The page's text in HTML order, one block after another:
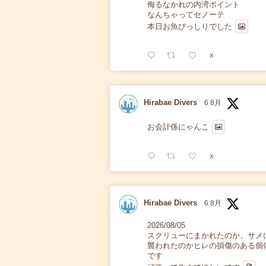
侮るなかれの内湾ポイント
なんちゃってセノーテ
本日お魚びっしりでした
X
Hirabae Divers 6 8月
お会計係にゃんこ
X
Hirabae Divers 6 8月
2026/08/05
スクリューにまかれたのか、サメ
襲われたのかヒレの損傷のある個
です